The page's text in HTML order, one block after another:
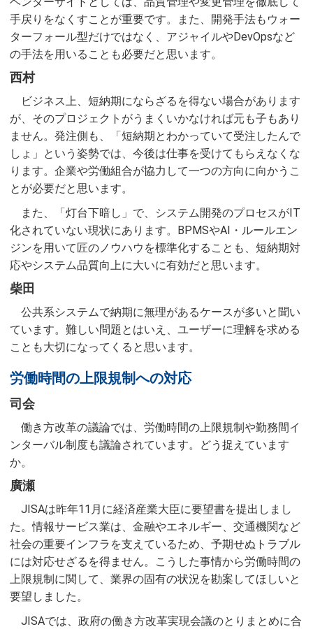
手戻りをなくすことが重要です。また、開発手法もウォー
ターフォール型だけではなく、アジャイルやDevOpsなど
の手法を用いることも必要だと思います。
西村
ビジネス上、短納期にならざるを得ない場合があります
が、そのプロジェクトがうまくいかなければ元も子もあり
ません。発注側も、「短納期とわかっていて受注したんで
しょ」という姿勢では、今後は仕事を受けてもらえなくな
ります。企業や労働組合が協力して一つの方向に向かうこ
とが必要だと思います。
また、「灯台下暗し」で、システム開発のプロセスがIT
化されていない現状にあります。BPMSやAI・ルールエン
ジンを用いて匠のノウハウを標準化することも、短納期対
応やシステム品質向上に大いに有効だと思います。
柴田
公共系システムで納期に無理があるケースが多いと聞い
ています。難しい問題とはいえ、ユーザーに理解を求める
ことも大切になってくると思います。
労働時間の上限規制への対応
司会
働き方改革の議論では、労働時間の上限規制や勤務間イ
ンターバル制度も議論されています。どう捉えています
か。
廣瀬
JISAは昨年11月に経済産業大臣に要望書を提出しまし
た。情報サービス業は、金融やエネルギー、交通機関など
社会の重要インフラを支えているため、予期せぬトラブル
には対応せざるを得ません。こうした事情から労働時間の
上限規制に関して、業界の固有の状況を勘案してほしいと
要望しました。
JISAでは、政府の働き方改革実現会議のとりまとめに合